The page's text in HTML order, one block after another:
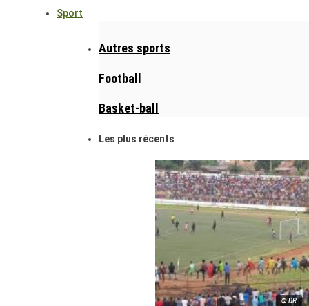
Sport
Autres sports
Football
Basket-ball
Les plus récents
© DR